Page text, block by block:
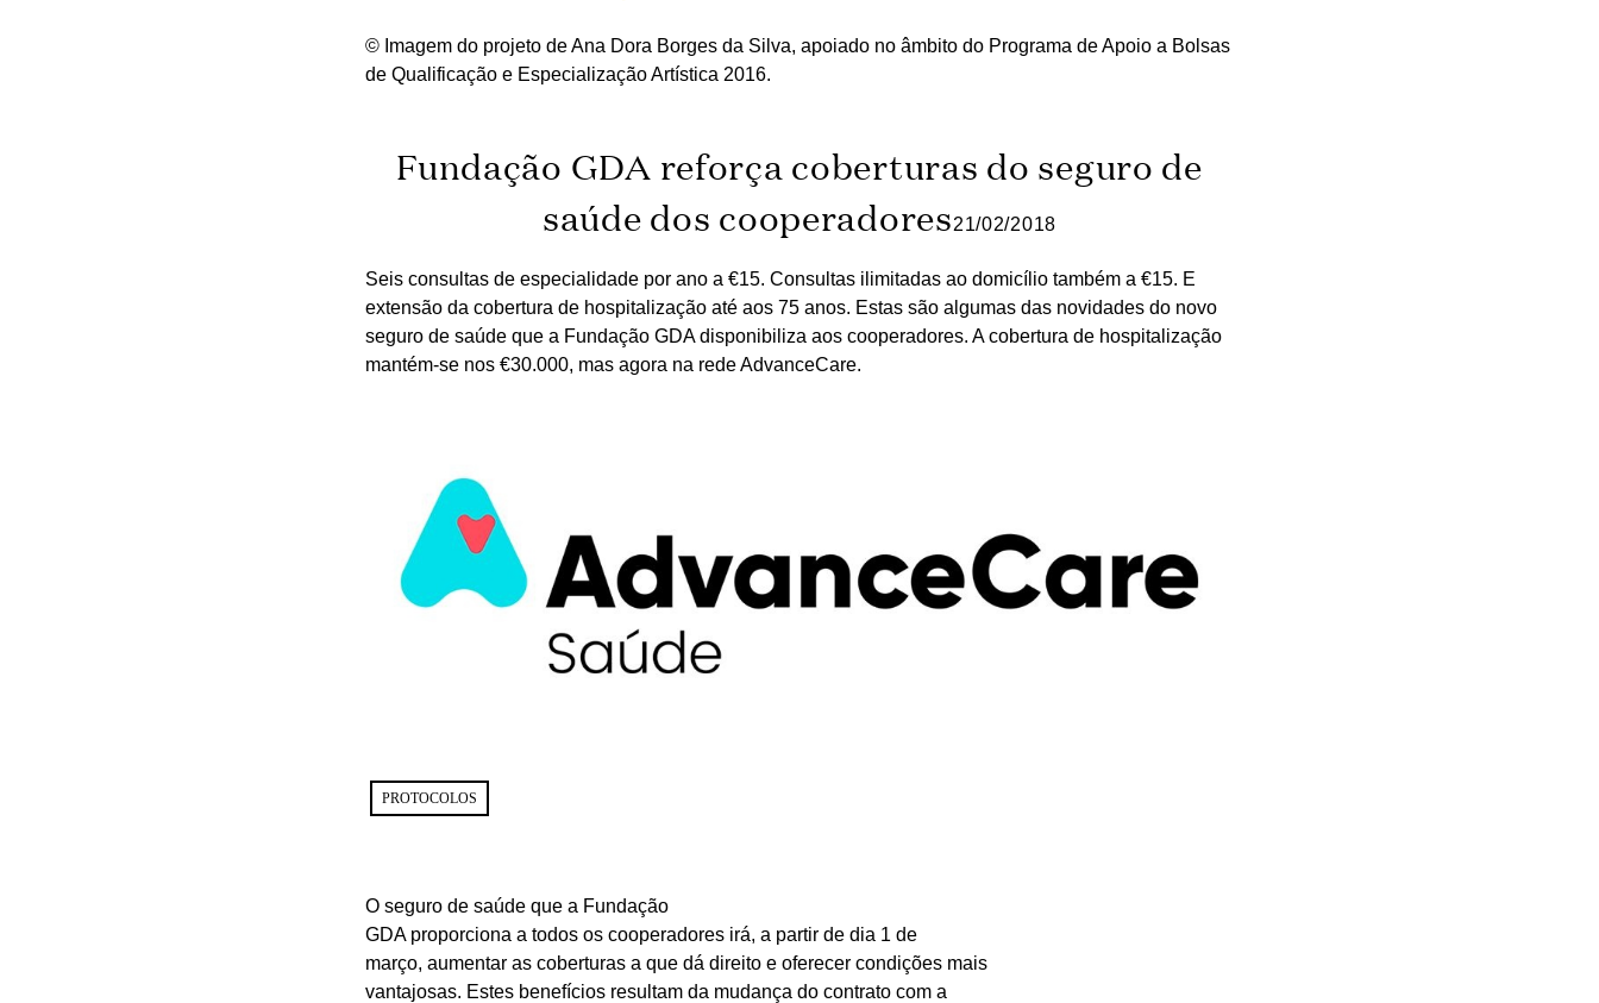
© Imagem do projeto de Ana Dora Borges da Silva, apoiado no âmbito do Programa de Apoio a Bolsas
de Qualificação e Especialização Artística 2016.
Fundação GDA reforça coberturas do seguro de
saúde dos cooperadores21/02/2018
Seis consultas de especialidade por ano a €15. Consultas ilimitadas ao domicílio também a €15. E
extensão da cobertura de hospitalização até aos 75 anos. Estas são algumas das novidades do novo
seguro de saúde que a Fundação GDA disponibiliza aos cooperadores. A cobertura de hospitalização
mantém-se nos €30.000, mas agora na rede AdvanceCare.
PROTOCOLOS
O seguro de saúde que a Fundação
GDA proporciona a todos os cooperadores irá, a partir de dia 1 de
março, aumentar as coberturas a que dá direito e oferecer condições mais
vantajosas. Estes benefícios resultam da mudança do contrato com a